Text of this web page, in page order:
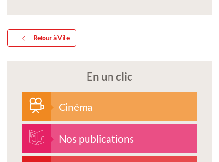
Retour à Ville
En un clic
Cinéma
Nos publications